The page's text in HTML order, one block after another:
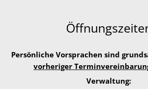
Persönliche Vorsprachen sind
vorheriger
Verwaltung: